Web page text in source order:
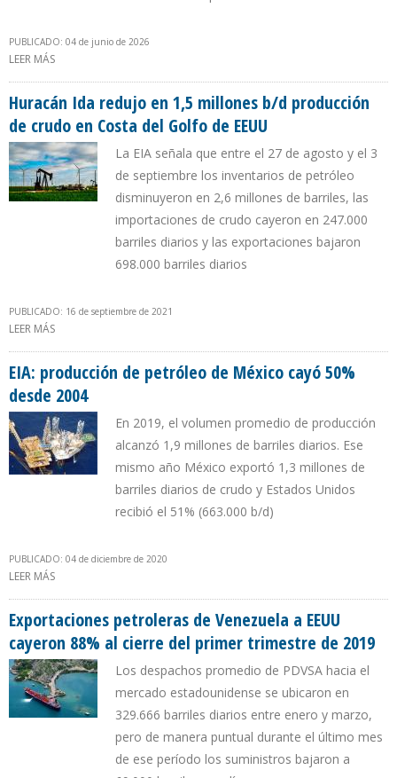
PUBLICADO: 04 de junio de 2026
LEER MÁS
2026
Huracán Ida redujo en 1,5 millones b/d producción
de crudo en Costa del Golfo de EEUU
La EIA señala que entre el 27 de agosto y el 3
de septiembre los inventarios de petróleo
disminuyeron en 2,6 millones de barriles, las
importaciones de crudo cayeron en 247.000
barriles diarios y las exportaciones bajaron
698.000 barriles diarios
PUBLICADO: 16 de septiembre de 2021
LEER MÁS
EIA: producción de petróleo de México cayó 50%
desde 2004
En 2019, el volumen promedio de producción
alcanzó 1,9 millones de barriles diarios. Ese
mismo año México exportó 1,3 millones de
barriles diarios de crudo y Estados Unidos
recibió el 51% (663.000 b/d)
PUBLICADO: 04 de diciembre de 2020
LEER MÁS
Exportaciones petroleras de Venezuela a EEUU
cayeron 88% al cierre del primer trimestre de 2019
Los despachos promedio de PDVSA hacia el
mercado estadounidense se ubicaron en
329.666 barriles diarios entre enero y marzo,
pero de manera puntual durante el último mes
de ese período los suministros bajaron a